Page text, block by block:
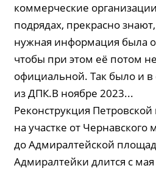
коммерческие
подрядах, прекрасно
нужная информация была
чтобы при этом её потом
официальной. Так было и в
из ДПК.В ноябре 2023...
Реконструкция
на участке от Чернавского
до Адмиралтейской
Адмиралтейки длится с мая